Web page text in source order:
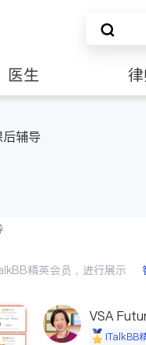
医生
辅导
精英会员，进行展示
VSA
iTalkBB